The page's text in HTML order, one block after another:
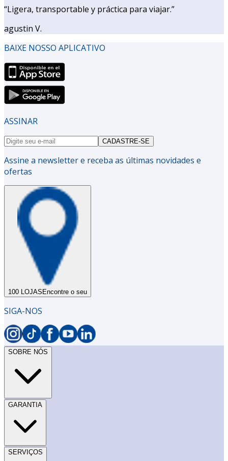
“Ligera, transportable y práctica para viajar.”
agustin V.
BAIXE NOSSO APLICATIVO
ASSINAR
CADASTRE-SE
Assine a newsletter e receba as últimas novidades e
ofertas
100 LOJAS Encontre o seu
SIGA-NOS
SOBRE NÓS
GARANTIA
SERVIÇOS